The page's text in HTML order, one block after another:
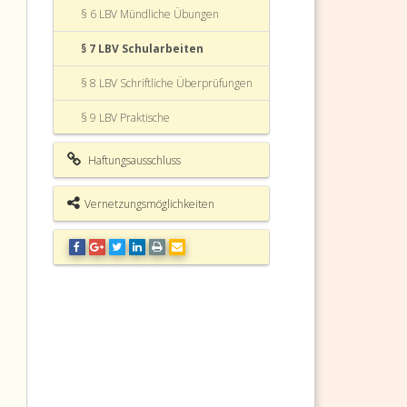
§ 6 LBV Mündliche Übungen
§ 7 LBV Schularbeiten
§ 8 LBV Schriftliche Überprüfungen
§ 9 LBV Praktische
Leistungsfeststellungen
§ 10 LBV Graphische
Leistungsfeststellungen
§ 11 LBV Grundsätze der
Leistungsbeurteilung
§ 12 LBV Äußere Form der Arbeit
Haftungsausschluss
Vernetzungsmöglichkeiten